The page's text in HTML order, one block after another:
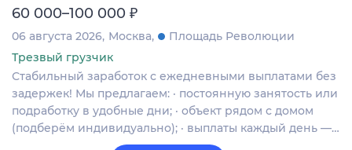
60 000–100 000 ₽
06 августа 2026 Москва
Площадь Революции
Трезвый грузчик
Стабильный заработок с ежедневными выплатами без
задержек! Мы предлагаем: · постоянную занятость или
подработку в удобные дни; · объект рядом с домом
(подберём индивидуально); · выплаты каждый день —…